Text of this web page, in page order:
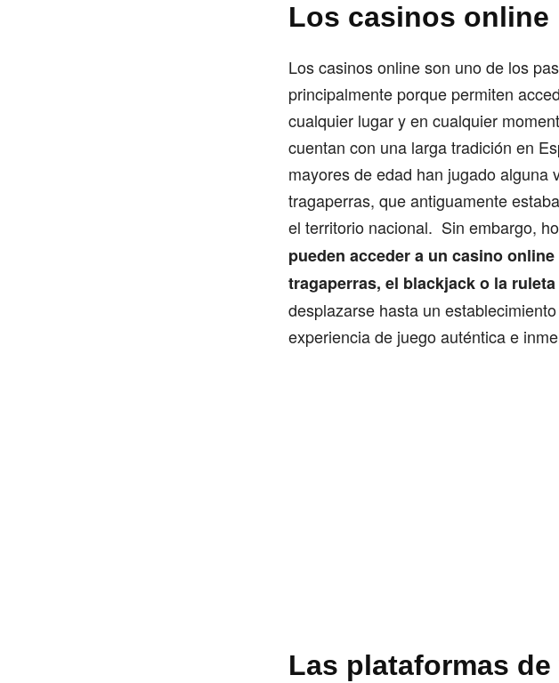
Los casinos online
Los casinos online son uno de los
principalmente porque permiten
cualquier lugar y en cualquier
cuentan con una larga tradición en
mayores de edad han jugado
tragaperras, que antiguamente
el territorio nacional. Sin embargo,
pueden acceder a un casino
tragaperras, el blackjack o la
desplazarse hasta un
experiencia de juego auténtica e
Las plataformas